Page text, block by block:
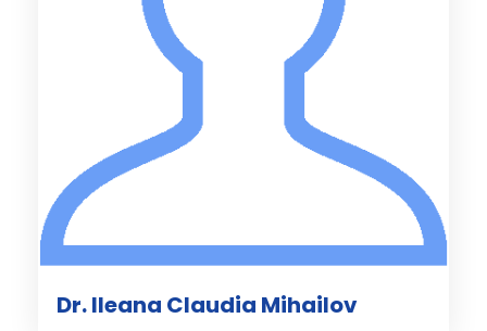
Dr. Ileana Claudia Mihailov